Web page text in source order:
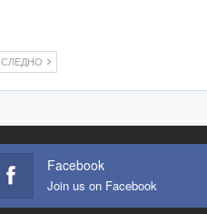
СЛЕДНО
Facebook
Join us on Facebook